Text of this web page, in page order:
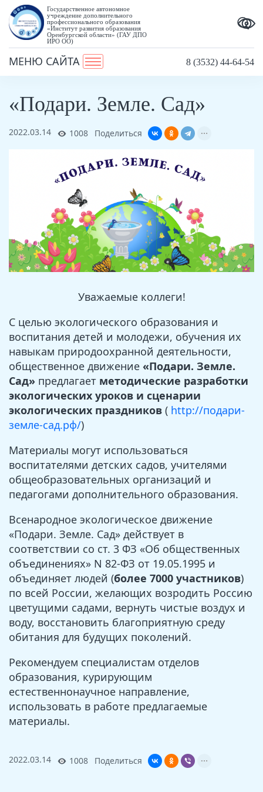
Государственное автономное
учреждение дополнительного
профессионального образования
«Институт развития образования
Оренбургской области» (ГАУ ДПО
ИРО ОО)
МЕНЮ САЙТА 8 (3532) 44-64-54
«Подари. Земле. Сад»
2022.03.14 1008 Поделиться
Уважаемые коллеги!
С целью экологического образования и
воспитания детей и молодежи, обучения их
навыкам природоохранной деятельности,
общественное движение «Подари. Земле.
Сад» предлагает методические разработки
экологических уроков и сценарии
экологических праздников ( http://подари-
земле-сад.рф/)
Материалы могут использоваться
воспитателями детских садов, учителями
общеобразовательных организаций и
педагогами дополнительного образования.
Всенародное экологическое движение
«Подари. Земле. Сад» действует в
соответствии со ст. 3 ФЗ «Об общественных
объединениях» N 82-ФЗ от 19.05.1995 и
объединяет людей (более 7000 участников)
по всей России, желающих возродить Россию
цветущими садами, вернуть чистые воздух и
воду, восстановить благоприятную среду
обитания для будущих поколений.
Рекомендуем специалистам отделов
образования, курирующим
естественнонаучное направление,
использовать в работе предлагаемые
материалы.
2022.03.14 1008 Поделиться